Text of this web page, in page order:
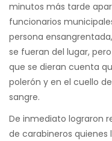
minutos más tarde
funcionarios
persona
se fueran del lugar,
que se dieran cuenta
polerón y en el cuello
sangre.
De inmediato lograron
de carabineros quienes